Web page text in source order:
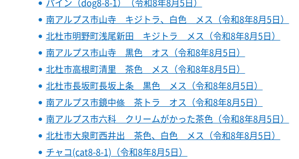
パイン（dog8-8-1）（令和8年8月5日）
南アルプス市山寺 キジトラ、白色 メス（令和8年8月5日）
北杜市明野町浅尾新田 キジトラ メス（令和8年8月5日）
南アルプス市山寺 黒色 オス（令和8年8月5日）
北杜市高根町清里 茶色 メス（令和8年8月5日）
北杜市長坂町長坂上条 黒色 メス（令和8年8月5日）
南アルプス市鏡中條 茶トラ オス（令和8年8月5日）
南アルプス市六科 クリームがかった茶色（令和8年8月5日）
北杜市大泉町西井出 茶色、白色 メス（令和8年8月5日）
チャコ(cat8-8-1)（令和8年8月5日）